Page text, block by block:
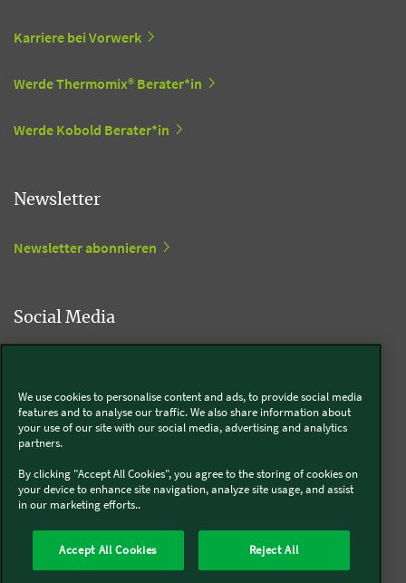
Karriere bei Vorwerk
Werde Thermomix® Berater*in
Werde Kobold Berater*in
Newsletter
Newsletter abonnieren
Social Media
Thermomix®
Presse Batterie- und Altgeräteentsorgung
We use cookies to personalise content and ads, to provide social media
features and to analyse our traffic. We also share information about
your use of our site with our social media, advertising and analytics
partners.
By clicking "Accept All Cookies", you agree to the storing of cookies on
your device to enhance site navigation, analyze site usage, and assist
in our marketing efforts..
Accept All Cookies Reject All